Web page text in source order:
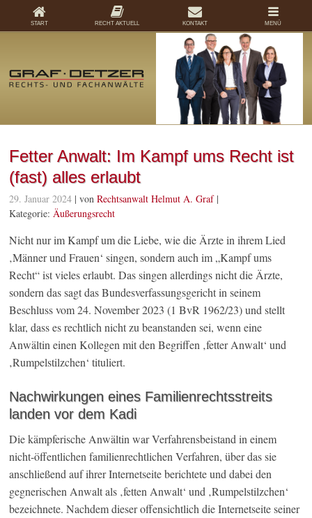
Fetter Anwalt: Im Kampf ums Recht ist
(fast) alles erlaubt
29. Januar 2024 | vonRechtsanwalt Helmut A. Graf|
Kategorie:Äußerungsrecht
Nicht nur im Kampf um die Liebe, wie die Ärzte in ihrem Lied
‚Männer und Frauen‘ singen, sondern auch im „Kampf ums
Recht“ ist vieles erlaubt. Das singen allerdings nicht die Ärzte,
sondern das sagt das Bundesverfassungsgericht in seinem
Beschluss vom 24. November 2023 (1 BvR 1962/23) und stellt
klar, dass es rechtlich nicht zu beanstanden sei, wenn eine
Anwältin einen Kollegen mit den Begriffen ‚fetter Anwalt‘ und
‚Rumpelstilzchen‘ tituliert.
Nachwirkungen eines Familienrechtsstreits
landen vor dem Kadi
Die kämpferische Anwältin war Verfahrensbeistand in einem
nicht-öffentlichen familienrechtlichen Verfahren, über das sie
anschließend auf ihrer Internetseite berichtete und dabei den
gegnerischen Anwalt als ‚fetten Anwalt‘ und ‚Rumpelstilzchen‘
bezeichnete. Nachdem dieser offensichtlich die Internetseite seiner
START RECHT AKTUELL KONTAKT MENÜ